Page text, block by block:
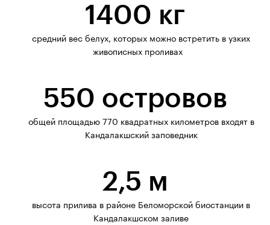
1400 кг
средний вес белух, которых можно встретить в узких
живописных проливах
550 островов
общей площадью 770 квадратных километров входят в
Кандалакшский заповедник
2,5 м
высота прилива в районе Беломорской биостанции в
Кандалакшском заливе